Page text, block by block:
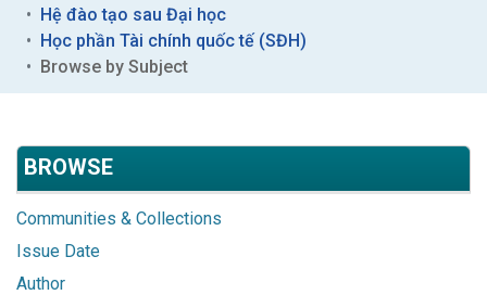
Hệ đào tạo sau Đại học
Học phần Tài chính quốc tế (SĐH)
Browse by Subject
BROWSE
Communities & Collections
Issue Date
Author